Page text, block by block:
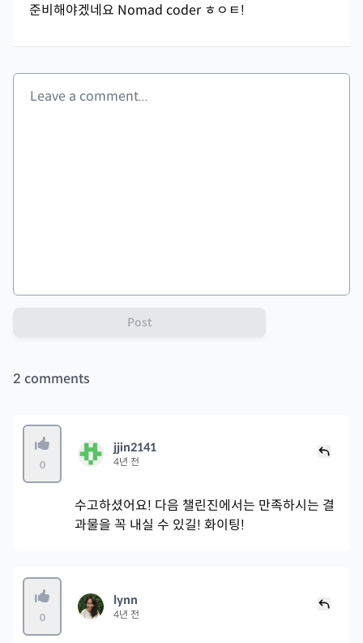
준비해야겠네요 Nomad coder ㅎㅇㅌ!
Post
2 comments
0
jjin2141
4년 전
수고하셨어요! 다음 챌린진에서는 만족하시는 결
과물을 꼭 내실 수 있길! 화이팅!
0
lynn
4년 전